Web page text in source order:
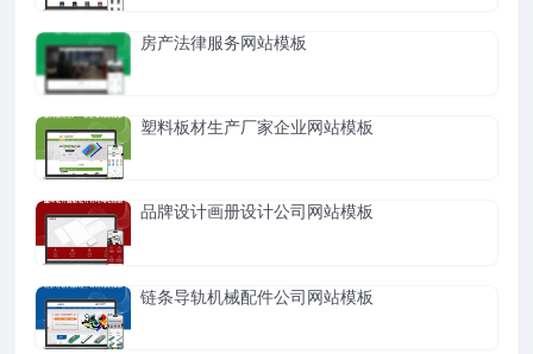
房产法律服务网站模板
塑料板材生产厂家企业网站模板
品牌设计画册设计公司网站模板
链条导轨机械配件公司网站模板